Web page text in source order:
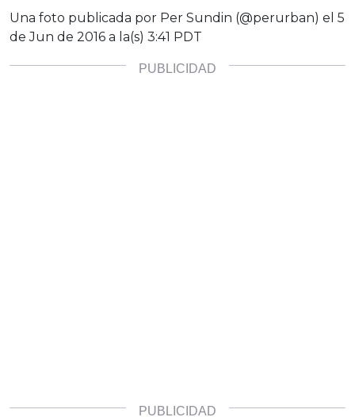
Una foto publicada por Per Sundin (@perurban) el 5
de Jun de 2016 a la(s) 3:41 PDT